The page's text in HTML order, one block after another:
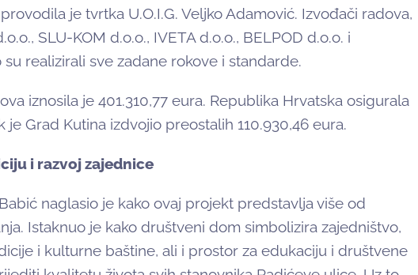
je tvrtka U.O.I.G. Veljko Adamović. Izvođači radova,
SLU-KOM d.o.o., IVETA d.o.o., BELPOD d.o.o. i
su realizirali sve zadane rokove i standarde.
iznosila je 401.310,77 eura. Republika Hrvatska osigurala
je Grad Kutina izdvojio preostalih 110.930,46 eura.
i razvoj zajednice
naglasio je kako ovaj projekt predstavlja više od
Istaknuo je kako društveni dom simbolizira zajedništvo,
i kulturne baštine, ali i prostor za edukaciju i društvene